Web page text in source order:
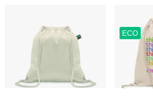
ECO